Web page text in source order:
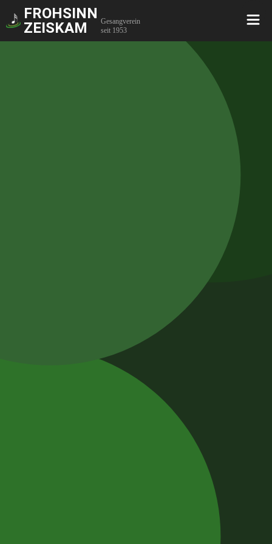
FROHSINN
ZEISKAM
Gesangverein
seit 1953